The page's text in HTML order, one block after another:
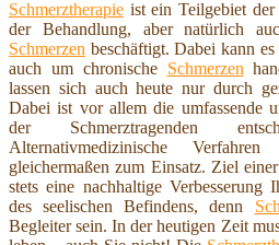
Schmerztherapie ist ein Teilgebiet
der Behandlung, aber natürlich
Schmerzen beschäftigt. Dabei kann
auch um chronische Schmerzen
lassen sich auch heute nur durch
Dabei ist vor allem die umfassende
der Schmerztragenden
Alternativmedizinische
gleichermaßen zum Einsatz. Ziel einer
stets eine nachhaltige Verbesserung
des seelischen Befindens, denn
Begleiter sein. In der heutigen Zeit